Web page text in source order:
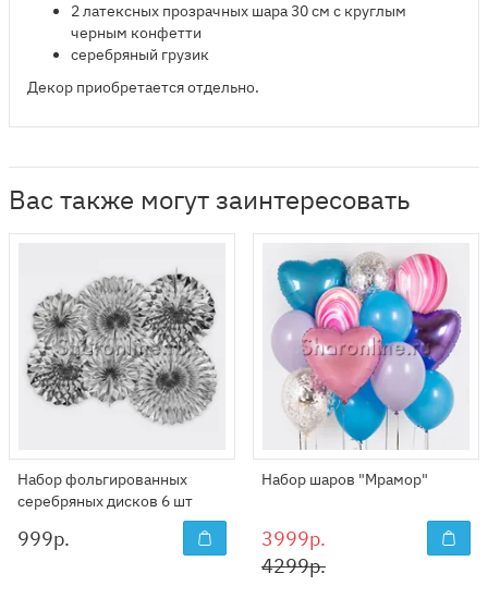
2 латексных прозрачных шара 30 см с круглым
черным конфетти
серебряный грузик
Декор приобретается отдельно.
Вас также могут заинтересовать
Набор фольгированных
серебряных дисков 6 шт
999р.
Набор шаров "Мрамор"
3999р.
4299р.